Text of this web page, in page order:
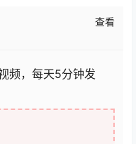
查看
频，每天5分钟发